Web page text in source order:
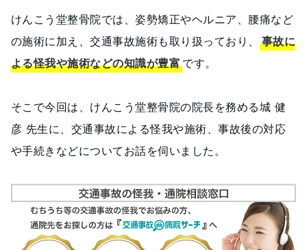
けんこう堂整骨院では、姿勢矯正やヘルニア、腰痛など
の施術に加え、交通事故施術も取り扱っており、
事故に
よる怪我や施術などの知識が豊富です。
そこで今回は、けんこう堂整骨院の院長を務める城 健
彦 先生に、交通事故による怪我や施術、事故後の対応
や手続きなどについてお話を伺いました。